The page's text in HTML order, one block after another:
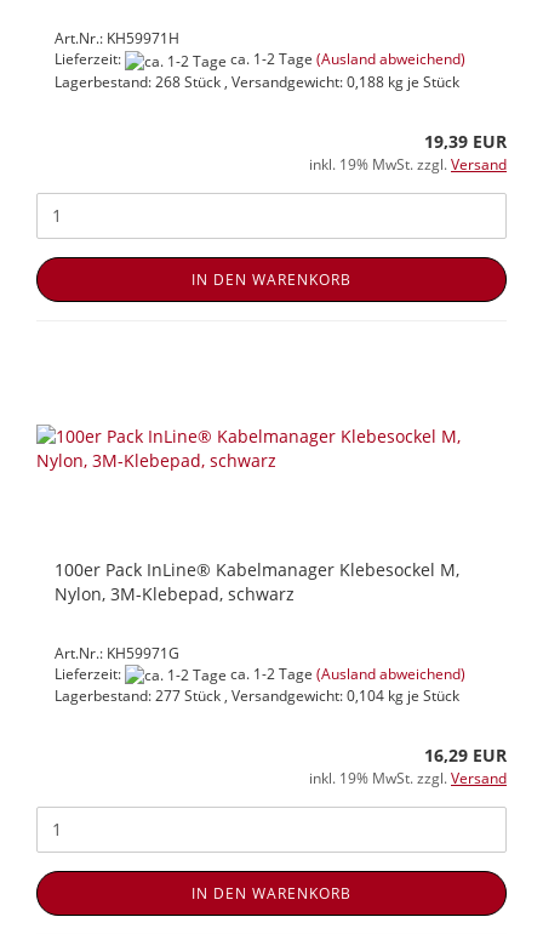
Art.Nr.: KH59971H
Lieferzeit:
ca. 1-2 Tage (Ausland abweichend)
Lagerbestand: 268 Stück , Versandgewicht:0,188 kg je Stück
19,39 EUR
inkl. 19% MwSt. zzgl.Versand
IN DEN WARENKORB
100er Pack InLine® Kabelmanager Klebesockel M,
Nylon, 3M-Klebepad, schwarz
Art.Nr.: KH59971G
Lieferzeit:
ca. 1-2 Tage (Ausland abweichend)
Lagerbestand: 277 Stück , Versandgewicht:0,104 kg je Stück
16,29 EUR
inkl. 19% MwSt. zzgl.Versand
IN DEN WARENKORB